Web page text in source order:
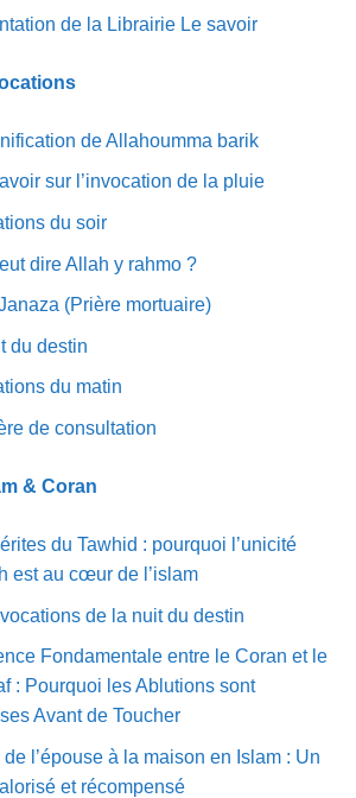
de la Librairie Le savoir
de Allahoumma barik
sur l’invocation de la pluie
du soir
dire Allah y rahmo ?
(Prière mortuaire)
du destin
du matin
de consultation
& Coran
du Tawhid : pourquoi l’unicité
est au cœur de l’islam
de la nuit du destin
Fondamentale entre le Coran et le
: Pourquoi les Ablutions sont
Avant de Toucher
de l’épouse à la maison en Islam : Un
et récompensé